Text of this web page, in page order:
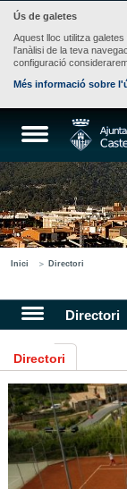
Ús de galetes
Aquest lloc utilitza
l'anàlisi de la teva
configuració
Més informació sobre
Inici Directori
Directori
Directori